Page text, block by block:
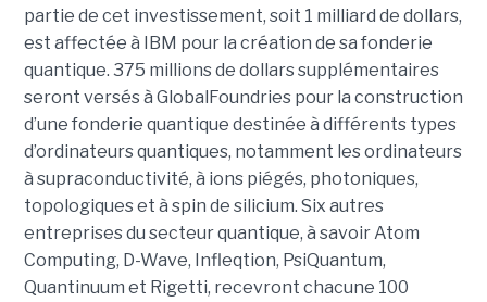
partie de cet investissement, soit 1 milliard de dollars,
est affectée à IBM pour la création de sa fonderie
quantique. 375 millions de dollars supplémentaires
seront versés à GlobalFoundries pour la construction
d’une fonderie quantique destinée à différents types
d’ordinateurs quantiques, notamment les ordinateurs
à supraconductivité, à ions piégés, photoniques,
topologiques et à spin de silicium. Six autres
entreprises du secteur quantique, à savoir Atom
Computing, D-Wave, Infleqtion, PsiQuantum,
Quantinuum et Rigetti, recevront chacune 100